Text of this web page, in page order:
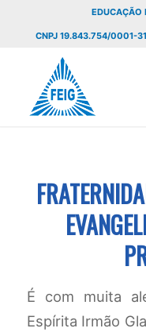
EDUCAÇÃO
CNPJ 19.843.754/0001-
É com muita
Espírita Irmão